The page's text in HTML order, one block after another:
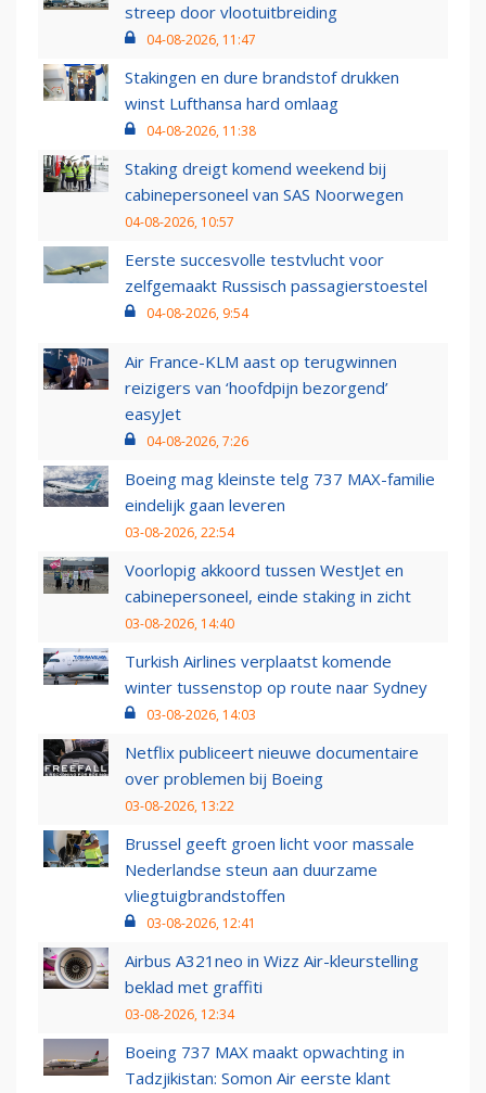
streep door vlootuitbreiding
04-08-2026, 11:47
Stakingen en dure brandstof drukken
winst Lufthansa hard omlaag
04-08-2026, 11:38
Staking dreigt komend weekend bij
cabinepersoneel van SAS Noorwegen
04-08-2026, 10:57
Eerste succesvolle testvlucht voor
zelfgemaakt Russisch passagierstoestel
04-08-2026, 9:54
Air France-KLM aast op terugwinnen
reizigers van ‘hoofdpijn bezorgend’
easyJet
04-08-2026, 7:26
Boeing mag kleinste telg 737 MAX-familie
eindelijk gaan leveren
03-08-2026, 22:54
Voorlopig akkoord tussen WestJet en
cabinepersoneel, einde staking in zicht
03-08-2026, 14:40
Turkish Airlines verplaatst komende
winter tussenstop op route naar Sydney
03-08-2026, 14:03
Netflix publiceert nieuwe documentaire
over problemen bij Boeing
03-08-2026, 13:22
Brussel geeft groen licht voor massale
Nederlandse steun aan duurzame
vliegtuigbrandstoffen
03-08-2026, 12:41
Airbus A321neo in Wizz Air-kleurstelling
beklad met graffiti
03-08-2026, 12:34
Boeing 737 MAX maakt opwachting in
Tadzjikistan: Somon Air eerste klant